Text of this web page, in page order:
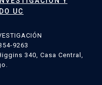
UC
9263
340, Casa Central,